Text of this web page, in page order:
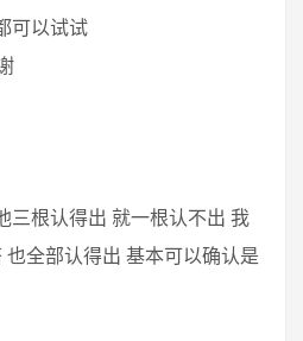
可以试试
三根认得出 就一根认不出 我
全部认得出 基本可以确认是